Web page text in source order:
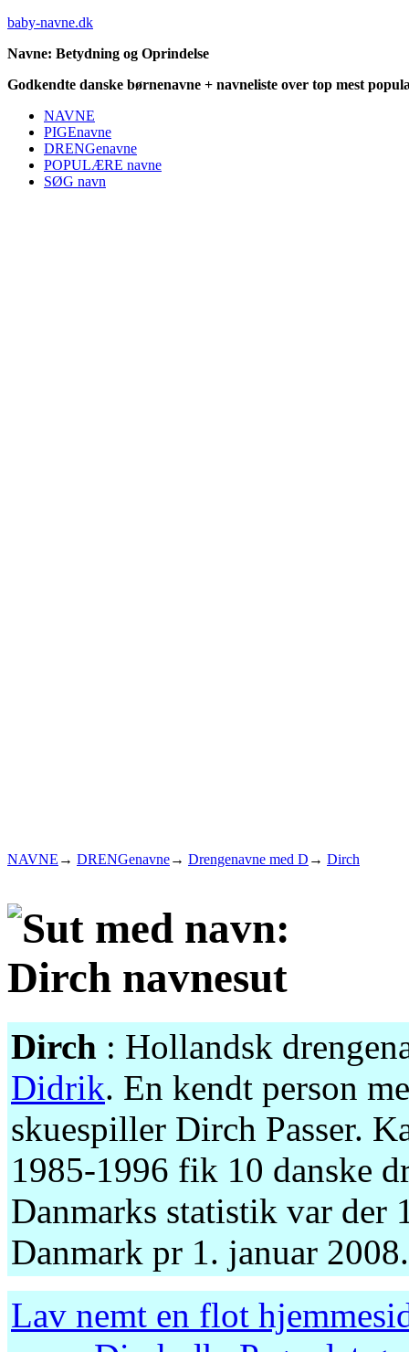
baby-navne.dk
Navne: Betydning og Oprindelse
Godkendte danske børnenavne + navneliste over top mest
NAVNE
PIGEnavne
DRENGenavne
POPULÆRE navne
SØG navn
NAVNE → DRENGenavne→ Drengenavne med D → Dirch
Dirch : Hollandsk
Didrik. En kendt person
skuespiller Dirch Passer.
1985-1996 fik 10 danske
Danmarks statistik var der
Danmark pr 1. januar 2008.
Lav nemt en flot